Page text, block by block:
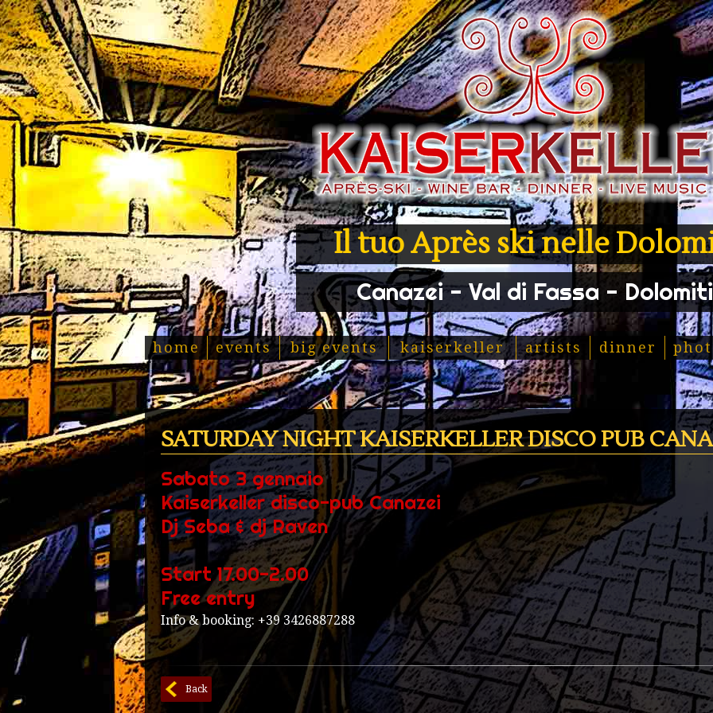
Il tuo Après ski nelle
Canazei - Val di Fassa - Dolomiti
home events big events kaiserkeller artists dinner
SATURDAY NIGHT KAISERKELLER DISCO PUB
Sabato 3 gennaio
Kaiserkeller disco-pub Canazei
Dj Seba & dj Raven
Start 17.00-2.00
Free entry
Info & booking: +39 3426887288
Back